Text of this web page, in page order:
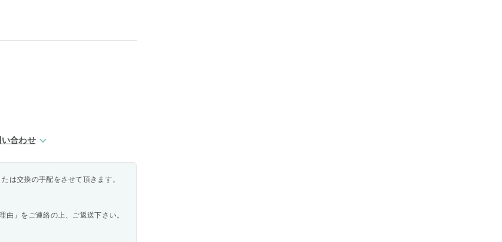
い合わせ
は交換の手配をさせて頂きます。
」をご連絡の上、ご返送下さい。